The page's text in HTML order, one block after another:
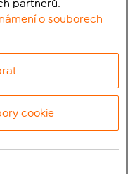
partnerů.
o souborech
cookie